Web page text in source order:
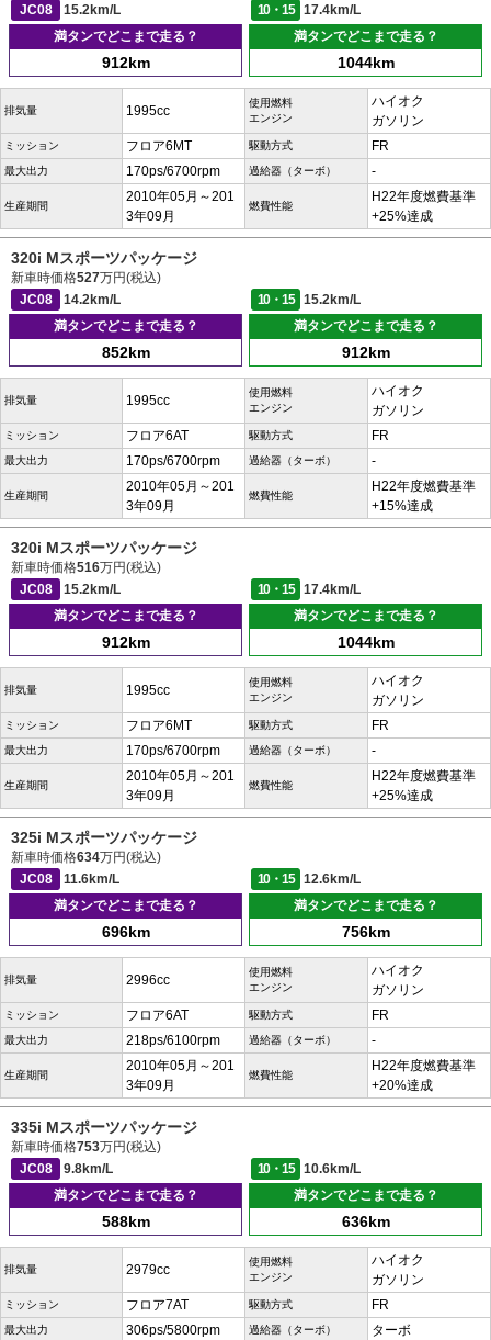
JC08 15.2km/L 10・15
17.4km/L
満タンでどこまで走る？
912km
満タンでどこまで走る？
1044km
排気量 1995cc
使用燃料
エンジン
ハイオク
ガソリン
ミッション フロア6MT 駆動方式 FR
最大出力 170ps/6700rpm 過給器（ターボ） -
生産期間
2010年05月～201
3年09月
燃費性能
H22年度燃費基準
+25%達成
320i Mスポーツパッケージ
新車時価格527万円(税込)
JC08
14.2km/L 10・15
15.2km/L
満タンでどこまで走る？
852km
満タンでどこまで走る？
912km
排気量 1995cc
使用燃料
エンジン
ハイオク
ガソリン
ミッション フロア6AT 駆動方式 FR
最大出力 170ps/6700rpm 過給器（ターボ） -
生産期間
2010年05月～201
3年09月
燃費性能
H22年度燃費基準
+15%達成
320i Mスポーツパッケージ
新車時価格516万円(税込)
JC08
15.2km/L 10・15
17.4km/L
満タンでどこまで走る？
912km
満タンでどこまで走る？
1044km
排気量 1995cc
使用燃料
エンジン
ハイオク
ガソリン
ミッション フロア6MT 駆動方式 FR
最大出力 170ps/6700rpm 過給器（ターボ） -
生産期間
2010年05月～201
3年09月
燃費性能
H22年度燃費基準
+25%達成
325i Mスポーツパッケージ
新車時価格634万円(税込)
JC08
11.6km/L 10・15
12.6km/L
満タンでどこまで走る？
696km
満タンでどこまで走る？
756km
排気量 2996cc
使用燃料
エンジン
ハイオク
ガソリン
ミッション フロア6AT 駆動方式 FR
最大出力 218ps/6100rpm 過給器（ターボ） -
生産期間
2010年05月～201
3年09月
燃費性能
H22年度燃費基準
+20%達成
335i Mスポーツパッケージ
新車時価格753万円(税込)
JC08
9.8km/L 10・15
10.6km/L
満タンでどこまで走る？
588km
満タンでどこまで走る？
636km
排気量 2979cc
使用燃料
エンジン
ハイオク
ガソリン
ミッション フロア7AT 駆動方式 FR
最大出力 306ps/5800rpm 過給器（ターボ） ターボ